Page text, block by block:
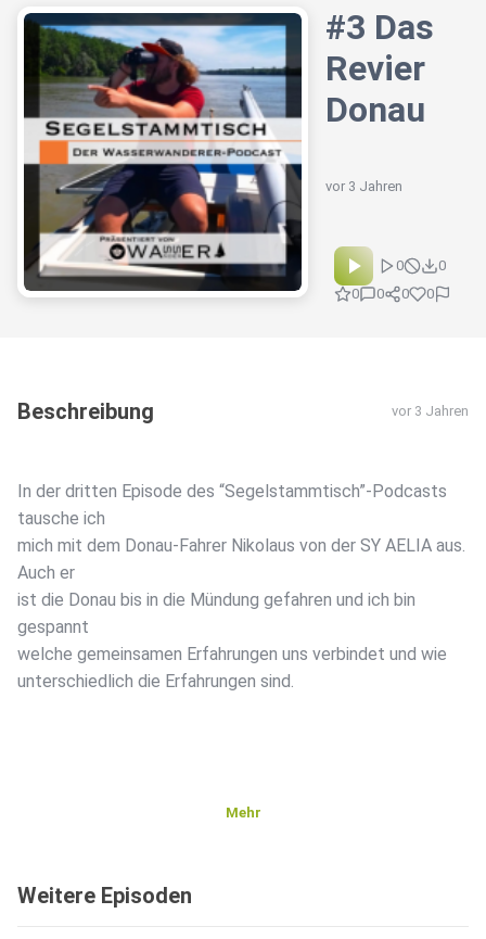
#3 Das
Revier
Donau
vor 3 Jahren
0
0
0
0 0 0
Beschreibung vor 3 Jahren
In der dritten Episode des “Segelstammtisch”-Podcasts
tausche ich
mich mit dem Donau-Fahrer Nikolaus von der SY AELIA aus.
Auch er
ist die Donau bis in die Mündung gefahren und ich bin
gespannt
welche gemeinsamen Erfahrungen uns verbindet und wie
unterschiedlich die Erfahrungen sind.
Mehr
Weitere Episoden